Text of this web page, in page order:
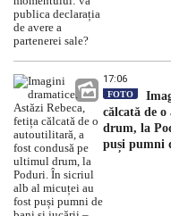
17:06
FOTO
călcată de
drum, la
puși pumni